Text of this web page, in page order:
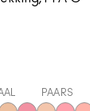
PAARS